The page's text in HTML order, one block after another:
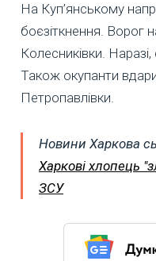
На Куп’янському
боєзіткнення. Ворог
Колесниківки.
Також окупанти
Петропавлівки.
Новини Харкова
Харкові хлопець
ЗСУ